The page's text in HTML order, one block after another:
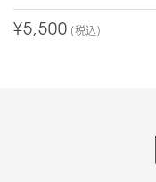
¥5,500 (税込)